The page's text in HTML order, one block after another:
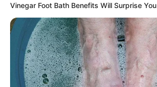
Vinegar Foot Bath Benefits Will Surprise You